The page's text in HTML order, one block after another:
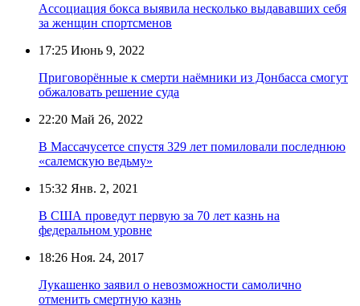
Ассоциация бокса выявила несколько выдававших себя
за женщин спортсменов
17:25 Июнь 9, 2022
Приговорённые к смерти наёмники из Донбасса смогут
обжаловать решение суда
22:20 Май 26, 2022
В Массачусетсе спустя 329 лет помиловали последнюю
«салемскую ведьму»
15:32 Янв. 2, 2021
В США проведут первую за 70 лет казнь на
федеральном уровне
18:26 Ноя. 24, 2017
Лукашенко заявил о невозможности самолично
отменить смертную казнь